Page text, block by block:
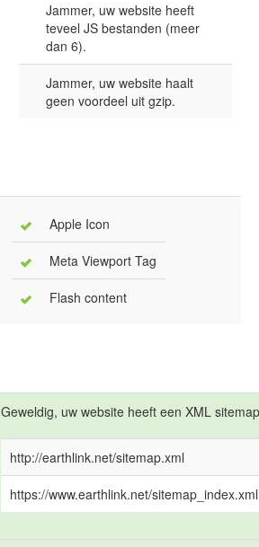
Jammer, uw website heeft
teveel JS bestanden (meer
dan 6).
Jammer, uw website haalt
geen voordeel uit gzip.
Apple Icon
Meta Viewport Tag
Flash content
Geweldig, uw website heeft een XML
http://earthlink.net/sitemap.xml
https://www.earthlink.net/sitemap_index.xml